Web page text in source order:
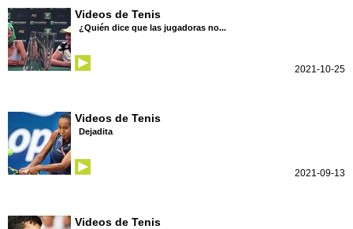
Videos de Tenis
¿Quién dice que las jugadoras no...
2021-10-25
Videos de Tenis
Dejadita
2021-09-13
Videos de Tenis